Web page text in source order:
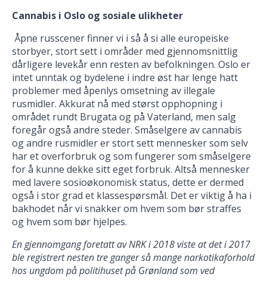
Cannabis i Oslo og sosiale ulikheter
Åpne russcener finner vi i så å si alle europeiske
storbyer, stort sett i områder med gjennomsnittlig
dårligere levekår enn resten av befolkningen. Oslo er
intet unntak og bydelene i indre øst har lenge hatt
problemer med åpenlys omsetning av illegale
rusmidler. Akkurat nå med størst opphopning i
området rundt Brugata og på Vaterland, men salg
foregår også andre steder. Småselgere av cannabis
og andre rusmidler er stort sett mennesker som selv
har et overforbruk og som fungerer som småselgere
for å kunne dekke sitt eget forbruk. Altså mennesker
med lavere sosioøkonomisk status, dette er dermed
også i stor grad et klassespørsmål. Det er viktig å ha i
bakhodet når vi snakker om hvem som bør straffes
og hvem som bør hjelpes.
En gjennomgang foretatt av NRK i 2018 viste at det i 2017
ble registrert nesten tre ganger så mange narkotikaforhold
hos ungdom på politihuset på Grønland som ved